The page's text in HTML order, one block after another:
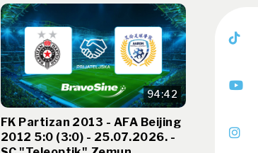
94:42
FK Partizan 2013 - AFA Beijing
2012 5:0 (3:0) - 25.07.2026. -